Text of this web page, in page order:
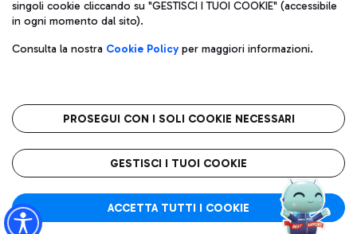
Sede legale: Via Pier Paolo Racchetti 1 - 00054 Fiumicino (RM)
telefono +39 06 65951
Privacy policy
Note legali
Roma FCO
L'aeroporto stellato
singoli cookie cliccando su "GESTISCI I TUOI COOKIE" (accessibile
in ogni momento dal sito).
Consulta la nostra Cookie Policyper maggiori informazioni.
PROSEGUI CON I SOLI COOKIE NECESSARI
GESTISCI I TUOI COOKIE
ACCETTA TUTTI I COOKIE